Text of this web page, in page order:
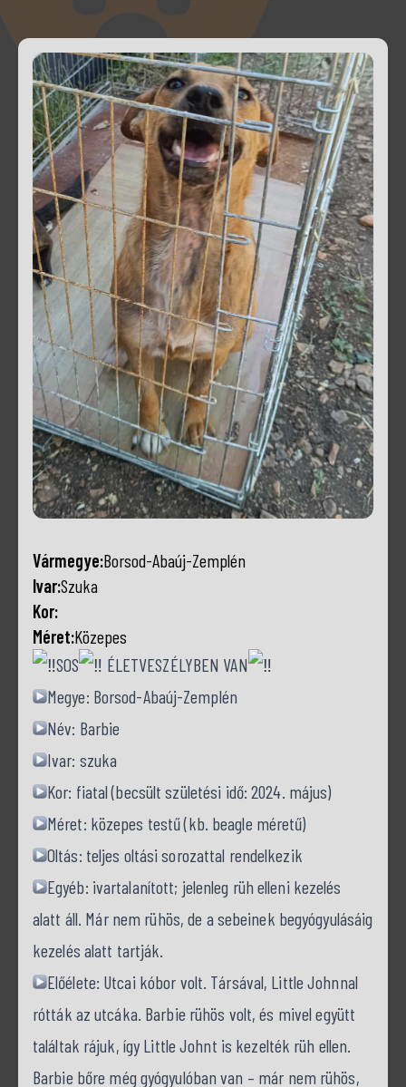
Vármegye:Borsod-Abaúj-Zemplén
Ivar:Szuka
Kor:
Méret:Közepes
SOS
ÉLETVESZÉLYBEN VAN
Megye: Borsod-Abaúj-Zemplén
Név: Barbie
Ivar: szuka
Kor: fiatal (becsült születési idő: 2024. május)
Méret: közepes testű (kb. beagle méretű)
Oltás: teljes oltási sorozattal rendelkezik
Egyéb: ivartalanított; jelenleg rüh elleni kezelés
alatt áll. Már nem rühös, de a sebeinek begyógyulásáig
kezelés alatt tartják.
Előélete: Utcai kóbor volt. Társával, Little Johnnal
rótták az utcáka. Barbie rühös volt, és mivel együtt
találtak rájuk, így Little Johnt is kezelték rüh ellen.
Barbie bőre még gyógyulóban van – már nem rühös,